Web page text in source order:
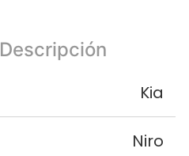
Descripción
Kia
Niro